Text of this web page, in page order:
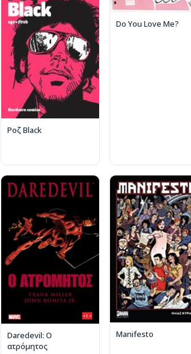
Ροζ Black
Do You Love Me?
Daredevil: Ο
ατρόμητος
Manifesto